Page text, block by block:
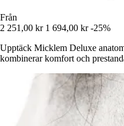
Från
2 251,00 kr 1 694,00 kr -25%
Upptäck Micklem Deluxe
kombinerar komfort och